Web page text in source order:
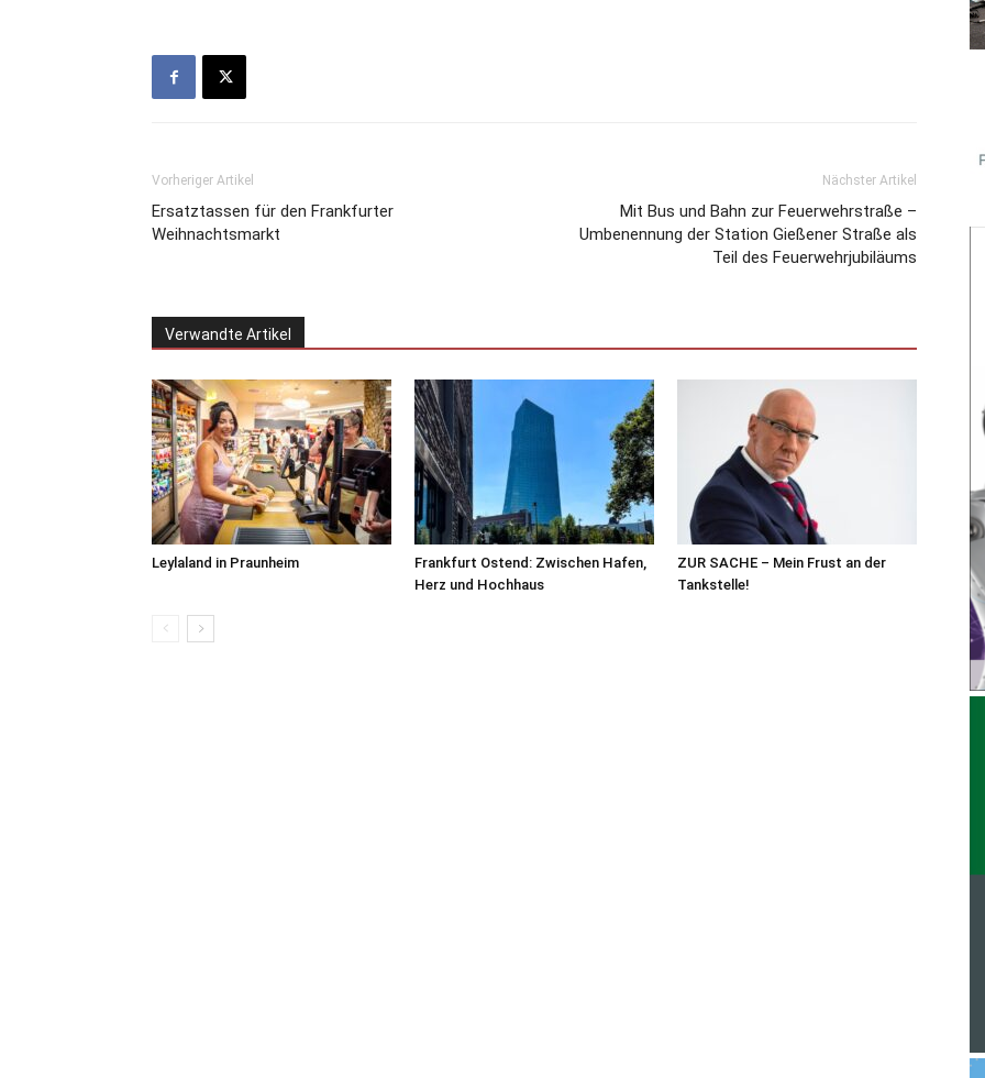
Vorheriger Artikel
Ersatztassen für den Frankfurter
Weihnachtsmarkt
Nächster Artikel
Mit Bus und Bahn zur Feuerwehrstraße –
Umbenennung der Station Gießener Straße als
Teil des Feuerwehrjubiläums
Verwandte Artikel
Leylaland in Praunheim
Frankfurt Ostend: Zwischen Hafen,
Herz und Hochhaus
ZUR SACHE – Mein Frust an der
Tankstelle!